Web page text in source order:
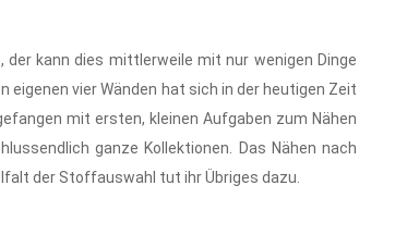
kann dies mittlerweile mit nur wenigen Dinge
eigenen vier Wänden hat sich in der heutigen Zeit
mit ersten, kleinen Aufgaben zum Nähen
ganze Kollektionen. Das Nähen nach
der Stoffauswahl tut ihr Übriges dazu.